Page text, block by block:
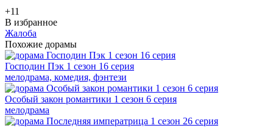
+11
В избранное
Жалоба
Похожие дорамы
Господин Пэк 1 сезон 16 серия
мелодрама, комедия, фэнтези
Особый закон романтики 1 сезон 6 серия
мелодрама